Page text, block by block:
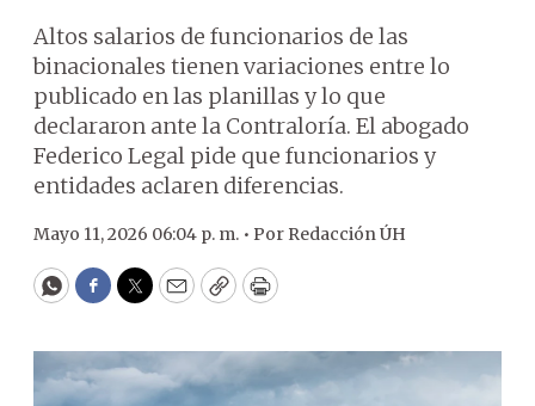
Altos salarios de funcionarios de las
binacionales tienen variaciones entre lo
publicado en las planillas y lo que
declararon ante la Contraloría. El abogado
Federico Legal pide que funcionarios y
entidades aclaren diferencias.
Mayo 11, 2026 06:04 p. m. • Por Redacción ÚH
WhatsApp
Facebook
Twitter
EmailCopyPrint